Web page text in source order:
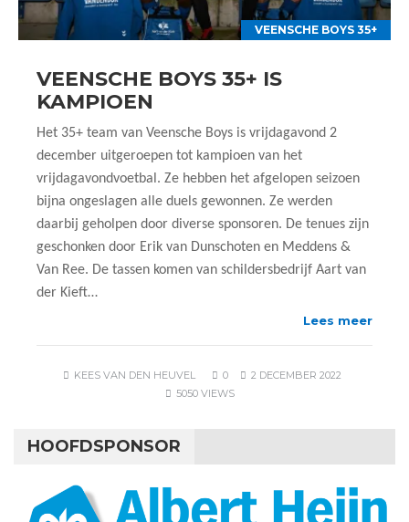
VEENSCHE BOYS 35+
VEENSCHE BOYS 35+ IS
KAMPIOEN
Het 35+ team van Veensche Boys is vrijdagavond 2
december uitgeroepen tot kampioen van het
vrijdagavondvoetbal. Ze hebben het afgelopen seizoen
bijna ongeslagen alle duels gewonnen. Ze werden
daarbij geholpen door diverse sponsoren. De tenues zijn
geschonken door Erik van Dunschoten en Meddens &
Van Ree. De tassen komen van schildersbedrijf Aart van
der Kieft…
Lees meer
KEES VAN DEN HEUVEL 0
2 DECEMBER 2022
5050 VIEWS
HOOFDSPONSOR